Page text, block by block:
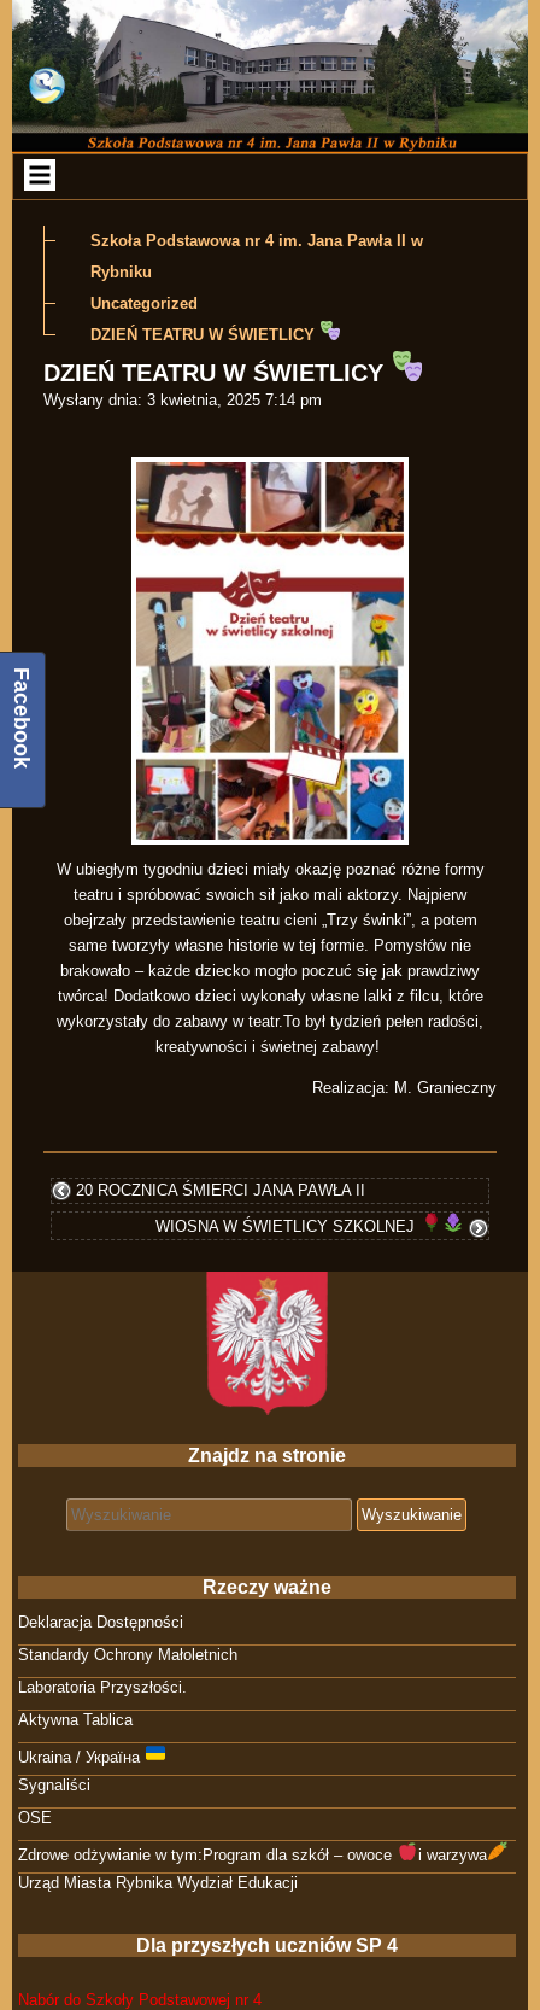
Przejdź do zawartości
Szkoła Podstawowa nr 4 im. Jana Pawła II w
Rybniku
Uncategorized
DZIEŃ TEATRU W ŚWIETLICY
DZIEŃ TEATRU W ŚWIETLICY
Wysłany dnia: 3 kwietnia, 2025 7:14 pm
W ubiegłym tygodniu dzieci miały okazję poznać różne formy
teatru i spróbować swoich sił jako mali aktorzy. Najpierw
obejrzały przedstawienie teatru cieni „Trzy świnki”, a potem
same tworzyły własne historie w tej formie. Pomysłów nie
brakowało – każde dziecko mogło poczuć się jak prawdziwy
twórca! Dodatkowo dzieci wykonały własne lalki z filcu, które
wykorzystały do zabawy w teatr.To był tydzień pełen radości,
kreatywności i świetnej zabawy!
Realizacja: M. Granieczny
20 ROCZNICA ŚMIERCI JANA PAWŁA II
WIOSNA W ŚWIETLICY SZKOLNEJ
Znajdz na stronie
Search for:
Rzeczy ważne
Deklaracja Dostępności
Standardy Ochrony Małoletnich
Laboratoria Przyszłości.
Aktywna Tablica
Ukraina / Україна
Sygnaliści
OSE
Zdrowe odżywianie w tym:Program dla szkół – owoce
i warzywa
Urząd Miasta Rybnika Wydział Edukacji
Dla przyszłych uczniów SP 4
Nabór do Szkoły Podstawowej nr 4
Facebook